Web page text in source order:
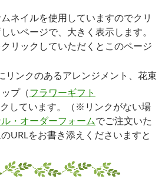
ネイルを使用していますのでクリ
いページで、大きく表示します。
クリックしていただくとこのページ
リンクのあるアレンジメント、花束
プ（フラワーギフト
しています。（※リンクがない場
・オーダーフォームでご注文いた
URLをお書き添えくださいますと